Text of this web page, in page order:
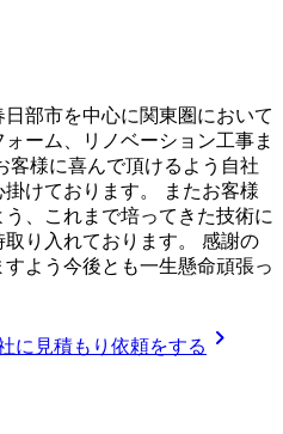
部市を中心に関東圏において
ーム、リノベーション工事ま
客様に喜んで頂けるよう自社
けております。 またお客様
、これまで培ってきた技術に
り入れております。 感謝の
よう今後とも一生懸命頑張っ
に見積もり依頼をする chevron_right